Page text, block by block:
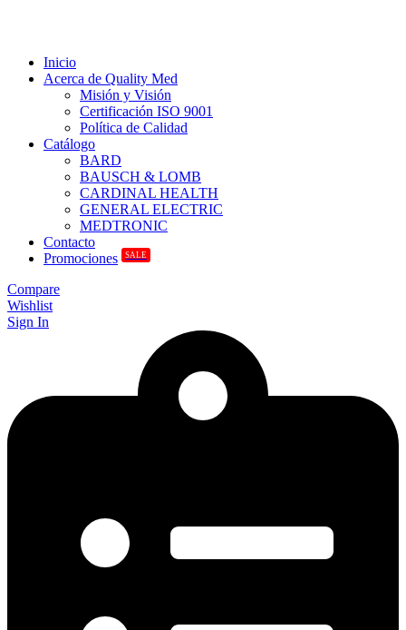
Inicio
Acerca de Quality Med
Misión y Visión
Certificación ISO 9001
Política de Calidad
Catálogo
BARD
BAUSCH & LOMB
CARDINAL HEALTH
GENERAL ELECTRIC
MEDTRONIC
Contacto
Promociones
SALE
Compare
Wishlist
Sign In